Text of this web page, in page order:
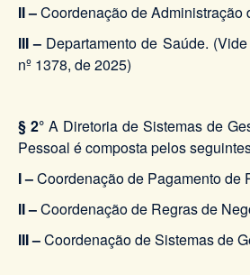
II –Coordenação de Administração
III – Departamento de Saúde.
nº 1378, de 2025)
§ 2° A Diretoria de Sistemas de
Pessoal é composta pelos
I –Coordenação de Pagamento de
II –Coordenação de Regras de
III –Coordenação de Sistemas de